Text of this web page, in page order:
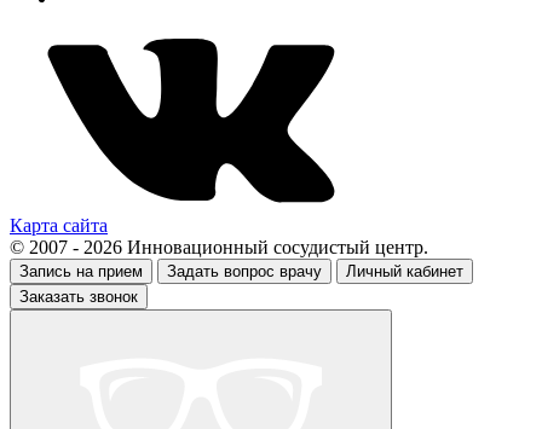
Карта сайта
© 2007 - 2026 Инновационный сосудистый центр.
Запись на прием Задать вопрос врачу
Личный кабинет
Заказать звонок